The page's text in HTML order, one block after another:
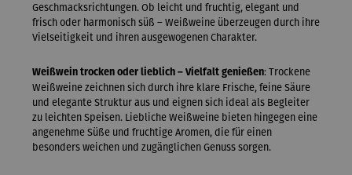
Geschmacksrichtungen. Ob leicht und fruchtig, elegant und
frisch oder harmonisch süß – Weißweine überzeugen durch ihre
Vielseitigkeit und ihren ausgewogenen Charakter.
Weißwein trocken oder lieblich – Vielfalt genießen: Trockene
Weißweine zeichnen sich durch ihre klare Frische, feine Säure
und elegante Struktur aus und eignen sich ideal als Begleiter
zu leichten Speisen. Liebliche Weißweine bieten hingegen eine
angenehme Süße und fruchtige Aromen, die für einen
besonders weichen und zugänglichen Genuss sorgen.